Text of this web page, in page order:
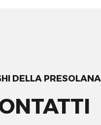
DELLA PRESOLANA